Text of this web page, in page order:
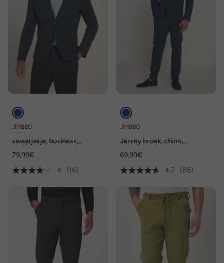
JP1880
sweatjasje, business,
opgestikte zakken, tot 7XL
79,99€
4
(16)
JP1880
Jersey broek, chino,
& match NEW YORK, tot 8XL
69,99€
4.7
(85)